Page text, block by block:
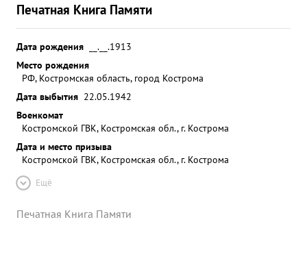
Печатная Книга Памяти
Дата рождения
__.__.1913
Место рождения
РФ, Костромская область, город Кострома
Дата выбытия 22.05.1942
Военкомат
Костромской ГВК, Костромская обл., г. Кострома
Дата и место призыва
Костромской ГВК, Костромская обл., г. Кострома
Ещё
Печатная Книга Памяти